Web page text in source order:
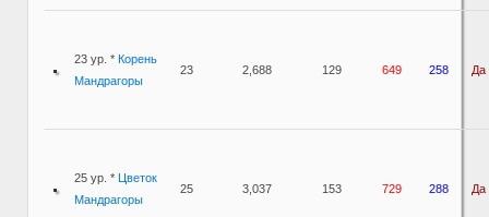
23 ур. * Корень
Мандрагоры
23 2,688 129 649 258 Да
25 ур. * Цветок
Мандрагоры
25 3,037 153 729 288 Да